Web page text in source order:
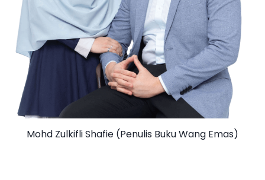
Mohd Zulkifli Shafie (Penulis Buku Wang Emas)